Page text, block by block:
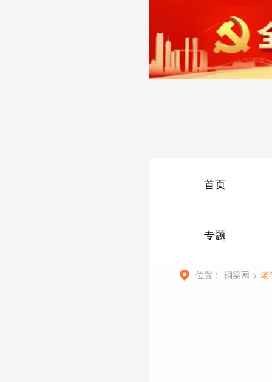
首页
专题
位置 : 铜梁网 > 老